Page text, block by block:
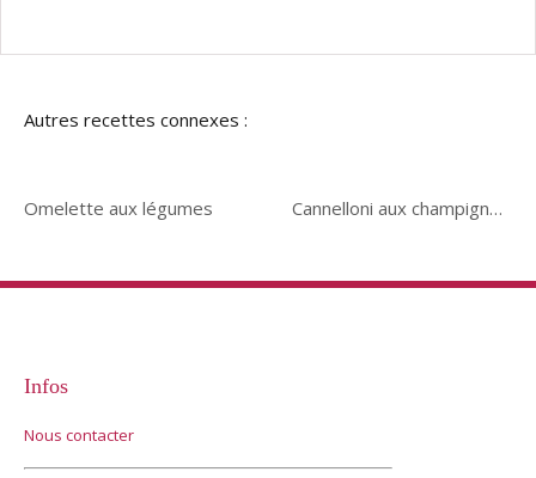
Autres recettes connexes :
Omelette aux légumes Cannelloni aux champignons
Infos
Nous contacter